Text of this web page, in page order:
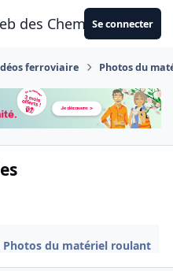
des CheminotsSe connecter
ferroviaire Photos du
Photos du matériel roulant